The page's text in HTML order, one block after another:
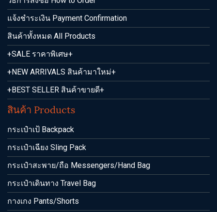
แจ้งชำระเงิน Payment Confirmation
สินค้าทั้งหมด All Products
+SALE ราคาพิเศษ+
+NEW ARRIVALS สินค้ามาใหม่+
+BEST SELLER สินค้าขายดี+
สินค้า Products
กระเป๋าเป้ Backpack
กระเป๋าเฉียง Sling Pack
กระเป๋าสะพาย/ถือ Messengers/Hand Bag
กระเป๋าเดินทาง Travel Bag
กางเกง Pants/Shorts